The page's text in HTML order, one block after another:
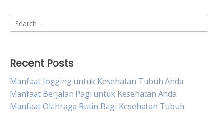
Search
for:
Recent Posts
Manfaat Jogging untuk Kesehatan Tubuh Anda
Manfaat Berjalan Pagi untuk Kesehatan Anda
Manfaat Olahraga Rutin Bagi Kesehatan Tubuh